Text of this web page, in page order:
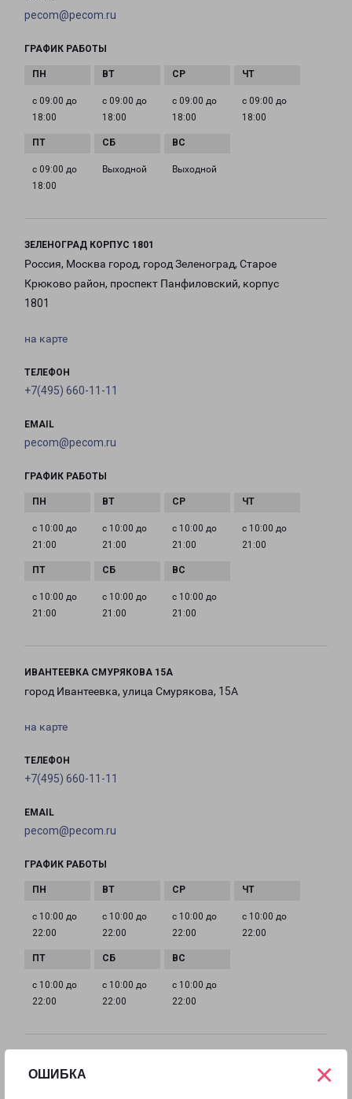
ОШИБКА ×
pecom@pecom.ru
ГРАФИК РАБОТЫ
с 09:00 до
18:00
с 09:00 до
18:00
с 09:00 до
18:00
с 09:00 до
18:00
с 09:00 до
18:00
Выходной Выходной
ЗЕЛЕНОГРАД КОРПУС 1801
Россия, Москва город, город Зеленоград, Старое
Крюково район, проспект Панфиловский, корпус
1801
на карте
ТЕЛЕФОН
+7(495) 660-11-11
EMAIL
pecom@pecom.ru
ГРАФИК РАБОТЫ
с 10:00 до
21:00
с 10:00 до
21:00
с 10:00 до
21:00
с 10:00 до
21:00
с 10:00 до
21:00
с 10:00 до
21:00
с 10:00 до
21:00
ИВАНТЕЕВКА СМУРЯКОВА 15А
город Ивантеевка, улица Смурякова, 15А
на карте
ТЕЛЕФОН
+7(495) 660-11-11
EMAIL
pecom@pecom.ru
ГРАФИК РАБОТЫ
с 10:00 до
22:00
с 10:00 до
22:00
с 10:00 до
22:00
с 10:00 до
22:00
с 10:00 до
22:00
с 10:00 до
22:00
с 10:00 до
22:00
Московская область, улица Московская, 9